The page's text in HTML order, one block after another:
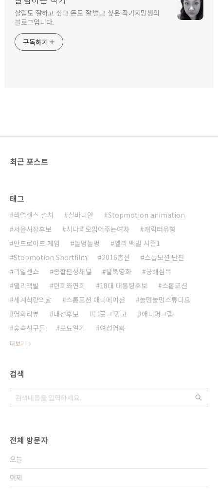
살림도 잘하고 싶고 돈도 잘 벌고 싶은 작가지망생의
블로그입니다.
구독하기
최근 포스트
태그
리얼센스 설치 실바니안
Stopmotion animation
서울시장후보
시나리오읽어주는여자
캐릭터유형
안드로이드 게임
놀멍놀멍
앨리 맥빌 시즌1
Stopmotion Shortfilm
2016총선
스톱모션 단편
리얼센스
종합편성채널 탈북영화
궁쇄심옥
앨리맥빌
련희와연희 18대 대통령후보
스톱모션
세계식량의날
스톱모션 애니메이션
놀멍놀멍스튜디오
영화리뷰
대선후보 블로그 광고
애니어그램
숲속친구들
포뇨일기 여성영화
더보기
검색
전체 방문자
오늘
어제